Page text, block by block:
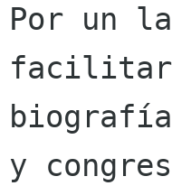
Por un
facilitar
y